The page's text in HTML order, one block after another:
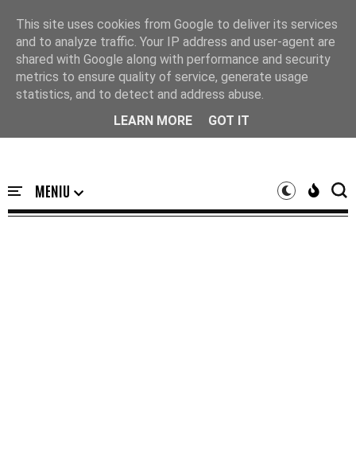
This site uses cookies from Google to deliver its services
and to analyze traffic. Your IP address and user-agent are
shared with Google along with performance and security
metrics to ensure quality of service, generate usage
statistics, and to detect and address abuse.
LEARN MORE
GOT IT